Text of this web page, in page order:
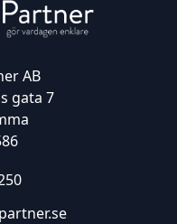
AB
gata 7